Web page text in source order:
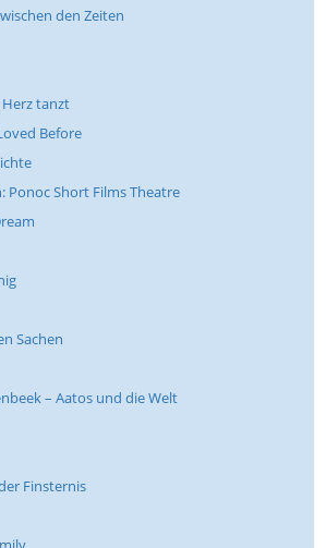
den Zeiten
tanzt
Before
Ponoc Short Films Theatre
Sachen
– Aatos und die Welt
Finsternis